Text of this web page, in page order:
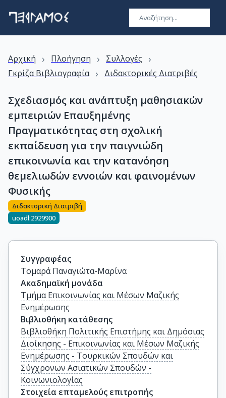
Αρχική › Πλοήγηση › Συλλογές ›
Γκρίζα Βιβλιογραφία › Διδακτορικές Διατριβές
Σχεδιασμός και ανάπτυξη μαθησιακών
εμπειριών Επαυξημένης
Πραγματικότητας στη σχολική
εκπαίδευση για την παιγνιώδη
επικοινωνία και την κατανόηση
θεμελιωδών εννοιών και φαινομένων
Φυσικής
Διδακτορική Διατριβή
uoadl:2929900
Συγγραφέας
Τομαρά Παναγιώτα-Μαρίνα
Ακαδημαϊκή μονάδα
Τμήμα Επικοινωνίας και Μέσων Μαζικής
Ενημέρωσης
Βιβλιοθήκη κατάθεσης
Βιβλιοθήκη Πολιτικής Επιστήμης και Δημόσιας
Διοίκησης - Επικοινωνίας και Μέσων Μαζικής
Ενημέρωσης - Τουρκικών Σπουδών και
Σύγχρονων Ασιατικών Σπουδών -
Κοινωνιολογίας
Στοιχεία επταμελούς επιτροπής